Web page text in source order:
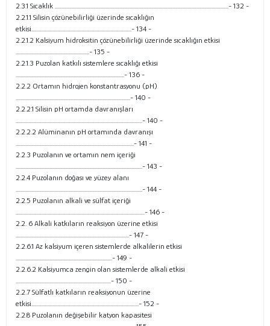
2.3.1 Sıcaklık ................................................................................................................................................- 132 -
2.2.1.1 Silisin çözünebilirliği üzerinde sıcaklığın
etkisi...................................................................................- 134 -
2.2.1.2 Kalsiyum hidroksitin çözünebilirliği üzerinde sıcaklığın etkisi
.............................................................- 135 -
2.2.1.3 Puzolan katkılı sistemlere sıcaklığı etkisi
..........................................................................................- 136 -
2.2.2 Ortamın hidrojen konstantrasyonu (pH)
...............................................................................................- 140 -
2.2.2.1 Silisin pH ortamda davranışları
.........................................................................................................- 140 -
2.2.2.2 Alüminanın pH ortamında davranışı
..................................................................................................- 141 -
2.2.3 Puzolanın ve ortamın nem içeriği
.........................................................................................................- 143 -
2.2.4 Puzolanın doğası ve yüzey alanı
.........................................................................................................- 144 -
2.2.5 Puzolanın alkali ve sülfat içeriği
...........................................................................................................- 146 -
2.2. 6 Alkali katkıların reaksiyon üzerine etkisi
..............................................................................................- 147 -
2.2.6.1 Az kalsiyum içeren sistemlerde alkalilerin etkisi
................................................................................- 149 -
2.2.6.2 Kalsiyumca zengin olan sistemlerde alkali etkisi
...............................................................................- 150 -
2.2.7 Sülfatlı katkıların reaksiyonun üzerine
etkisi.........................................................................................- 152 -
2.2.8 Puzolanın değişebilir katyon kapasitesi